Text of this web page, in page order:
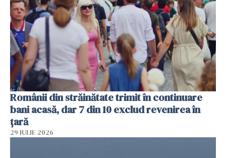
Românii din străinătate trimit în continuare
bani acasă, dar 7 din 10 exclud revenirea în
țară
29 IULIE 2026